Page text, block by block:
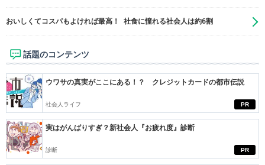
おいしくてコスパもよければ最高！ 社食に憧れる社会人は約6割
話題のコンテンツ
PR
ウワサの真実がここにある！？ クレジットカードの都市伝説
社会人ライフ
PR
実はがんばりすぎ？新社会人『お疲れ度』診断
診断